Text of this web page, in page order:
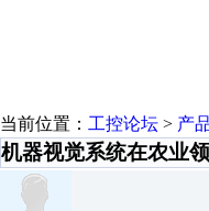
当前位置： 工控论坛 > 产
机器视觉系统在农业